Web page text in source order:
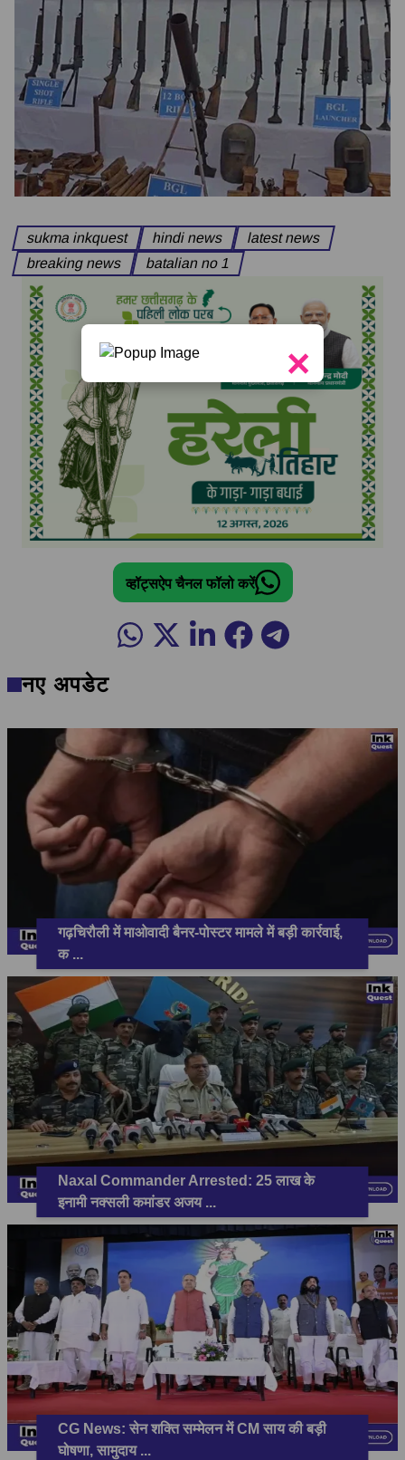
×
sukma inkquest hindi news
latest news
breaking news
batalian no 1
व्हॉट्सऐप चैनल फॉलो करें
नए अपडेट
गढ़चिरौली में माओवादी बैनर-पोस्टर मामले में बड़ी कार्रवाई,
क...
Naxal Commander Arrested: 25 लाख के
इनामी नक्सली कमांडर अजय ...
CG News: सेन शक्ति सम्मेलन में CM साय की बड़ी
घोषणा, सामुदाय...